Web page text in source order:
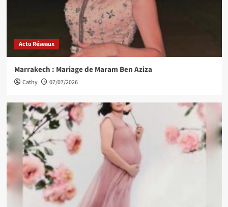
Actu Réseaux
Marrakech : Mariage de Maram Ben Aziza
Cathy 07/07/2026